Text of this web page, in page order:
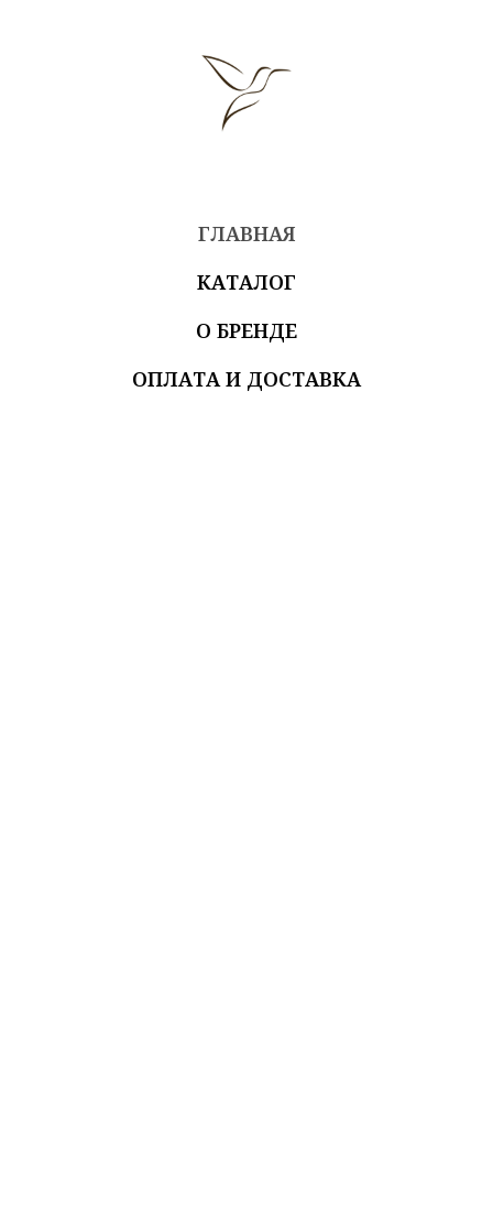
ГЛАВНАЯ
КАТАЛОГ
О БРЕНДЕ
ОПЛАТА И ДОСТАВКА